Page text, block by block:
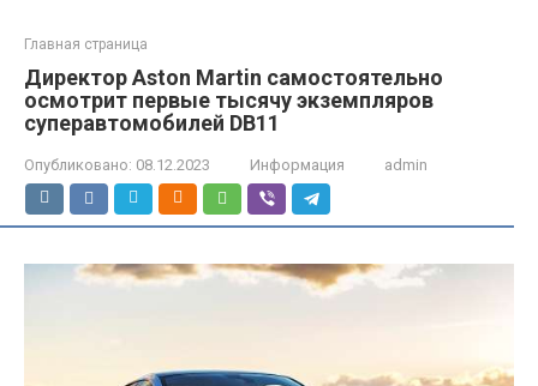
Главная страница
Директор Aston Martin самостоятельно
осмотрит первые тысячу экземпляров
суперавтомобилей DB11
Опубликовано: 08.12.2023 Информация admin